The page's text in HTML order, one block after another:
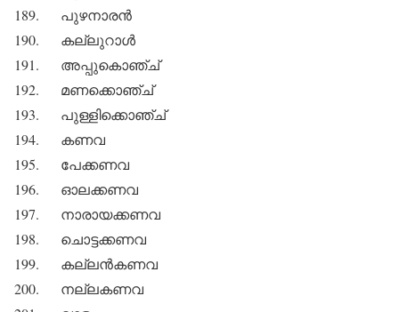
189. പുഴനാരന്‍
190. കല്ലുറാള്‍
191. അപ്പുകൊഞ്ച്
192. മണക്കൊഞ്ച്
193. പുള്ളിക്കൊഞ്ച്
194. കണവ
195. പേക്കണവ
196. ഓലക്കണവ
197. നാരായക്കണവ
198. ചൊട്ടക്കണവ
199. കല്ലന്‍കണവ
200. നല്ലകണവ